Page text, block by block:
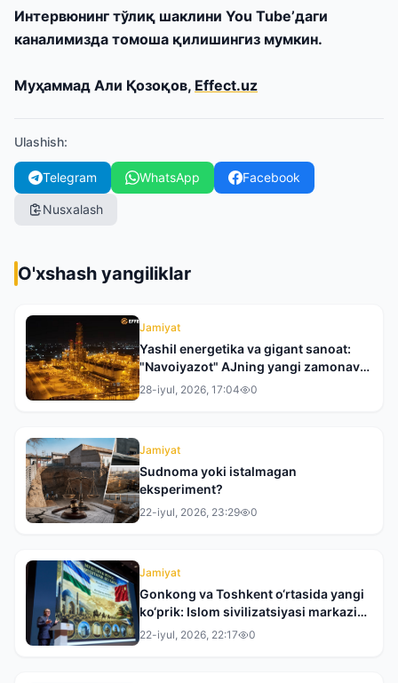
Интервюнинг тўлиқ шаклини You Tubeʼдаги
каналимизда томоша қилишингиз мумкин.
Муҳаммад Али Қозоқов, Effect.uz
Ulashish:
Telegram WhatsApp Facebook
Nusxalash
O'xshash yangiliklar
Jamiyat
Yashil energetika va gigant sanoat:
"Navoiyazot" AJning yangi zamonaviy
qiyofasiga bir nazar
28-iyul, 2026, 17:04 0
Jamiyat
Sudnoma yoki istalmagan
eksperiment?
22-iyul, 2026, 23:29 0
Jamiyat
Gonkong va Toshkent o‘rtasida yangi
ko‘prik: Islom sivilizatsiyasi markazi
XXRda taqdim etildi
22-iyul, 2026, 22:17 0